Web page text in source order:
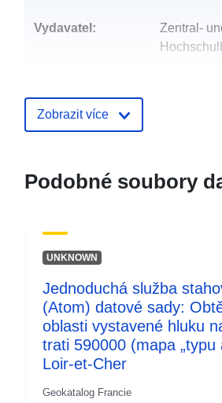
Vydavatel:
Zentral-
záznam:
08 March
uriRef:
http://
online-
Časová
Zobrazit více
Podobné soubory
UNKNOWN
Jednoduchá služba
(Atom) datové sady:
oblasti vystavené hluku
trati 590000 (mapa „typu
Loir-et-Cher
Geokatalog Francie